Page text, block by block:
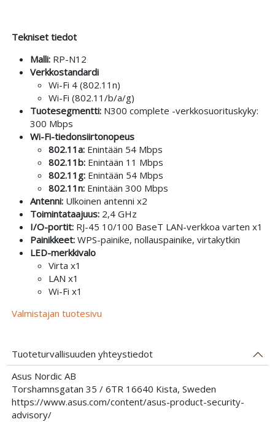
Tekniset tiedot
Malli: RP-N12
Verkkostandardi
Wi-Fi 4 (802.11n)
Wi-Fi (802.11/b/a/g)
Tuotesegmentti: N300 complete -verkkosuorituskyky:
300 Mbps
Wi-Fi-tiedonsiirtonopeus
802.11a: Enintään 54 Mbps
802.11b: Enintään 11 Mbps
802.11g: Enintään 54 Mbps
802.11n: Enintään 300 Mbps
Antenni:Ulkoinen antenni x2
Toimintataajuus: 2,4 GHz
I/O-portit: RJ-45 10/100 BaseT LAN-verkkoa varten x1
Painikkeet: WPS-painike, nollauspainike, virtakytkin
LED-merkkivalo
Virta x1
LAN x1
Wi-Fi x1
Valmistajan tuotesivu
Tuoteturvallisuuden yhteystiedot
Asus Nordic AB
Torshamnsgatan 35 / 6TR 16640 Kista, Sweden
https://www.asus.com/content/asus-product-security-
advisory/